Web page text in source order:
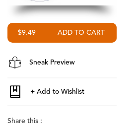
$9.49
Sneak Preview
Share this :